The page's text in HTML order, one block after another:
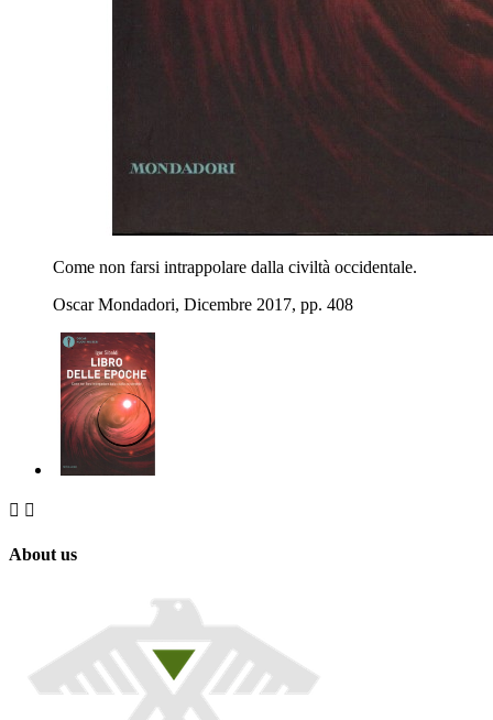
Come non farsi intrappolare dalla civiltà occidentale.
Oscar Mondadori, Dicembre 2017, pp. 408
 
About us